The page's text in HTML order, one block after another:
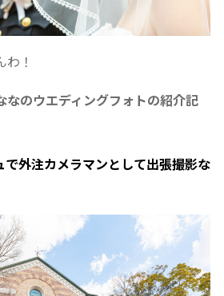
！
なのウエディングフォトの紹介記
で外注カメラマンとして出張撮影な